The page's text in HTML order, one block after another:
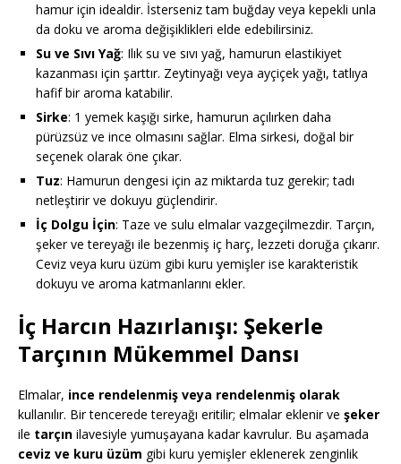
hamur için idealdir. İsterseniz tam buğday veya kepekli unla
da doku ve aroma değişiklikleri elde edebilirsiniz.
Su ve Sıvı Yağ: Ilık su ve sıvı yağ, hamurun elastikiyet
kazanması için şarttır. Zeytinyağı veya ayçiçek yağı, tatlıya
hafif bir aroma katabilir.
Sirke: 1 yemek kaşığı sirke, hamurun açılırken daha
pürüzsüz ve ince olmasını sağlar. Elma sirkesi, doğal bir
seçenek olarak öne çıkar.
Tuz: Hamurun dengesi için az miktarda tuz gerekir; tadı
netleştirir ve dokuyu güçlendirir.
İç Dolgu İçin: Taze ve sulu elmalar vazgeçilmezdir. Tarçın,
şeker ve tereyağı ile bezenmiş iç harç, lezzeti doruğa çıkarır.
Ceviz veya kuru üzüm gibi kuru yemişler ise karakteristik
dokuyu ve aroma katmanlarını ekler.
İç Harcın Hazırlanışı: Şekerle
Tarçının Mükemmel Dansı
Elmalar, ince rendelenmiş veya rendelenmiş olarak
kullanılır. Bir tencerede tereyağı eritilir; elmalar eklenir ve şeker
ile tarçın ilavesiyle yumuşayana kadar kavrulur. Bu aşamada
ceviz ve kuru üzüm gibi kuru yemişler eklenerek zenginlik